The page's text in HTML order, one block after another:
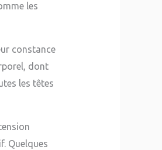
les
constance
dont
les têtes
Quelques